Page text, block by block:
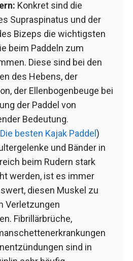
Konkret sind die
Supraspinatus und der
Bizeps die wichtigsten
beim Paddeln zum
Diese sind bei den
des Hebens, der
der Ellenbogenbeuge bei
der Paddel von
Bedeutung.
Die besten Kajak Paddel )
und Bänder in
beim Rudern stark
werden, ist es immer
diesen Muskel zu
Verletzungen
Fibrillärbrüche,
sind in